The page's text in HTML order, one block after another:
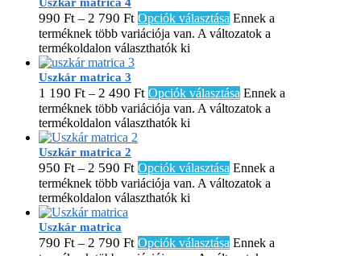
990 Ft – 2 790 Ft Opciók választása Ennek a
terméknek több variációja van. A változatok a
termékoldalon választhatók ki
Uszkár matrica 3
1 190 Ft – 2 490 Ft Opciók választása Ennek a
terméknek több variációja van. A változatok a
termékoldalon választhatók ki
Uszkár matrica 2
950 Ft – 2 590 Ft Opciók választása Ennek a
terméknek több variációja van. A változatok a
termékoldalon választhatók ki
Uszkár matrica
790 Ft – 2 790 Ft Opciók választása Ennek a